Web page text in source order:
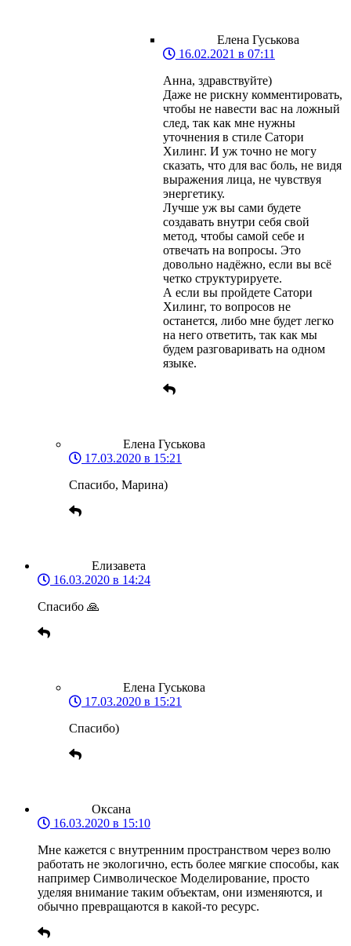
Елена Гуськова
16.02.2021 в 07:11
Анна, здравствуйте)
Даже не рискну комментировать,
чтобы не навести вас на ложный
след, так как мне нужны
уточнения в стиле Сатори
Хилинг. И уж точно не могу
сказать, что для вас боль, не видя
выражения лица, не чувствуя
энергетику.
Лучше уж вы сами будете
создавать внутри себя свой
метод, чтобы самой себе и
отвечать на вопросы. Это
довольно надёжно, если вы всё
четко структурируете.
А если вы пройдете Сатори
Хилинг, то вопросов не
останется, либо мне будет легко
на него ответить, так как мы
будем разговаривать на одном
языке.
Елена Гуськова
17.03.2020 в 15:21
Спасибо, Марина)
Елизавета
16.03.2020 в 14:24
Спасибо 🙏
Елена Гуськова
17.03.2020 в 15:21
Спасибо)
Оксана
16.03.2020 в 15:10
Мне кажется с внутренним пространством через волю
работать не экологично, есть более мягкие способы, как
например Символическое Моделирование, просто
уделяя внимание таким объектам, они изменяются, и
обычно превращаются в какой-то ресурс.